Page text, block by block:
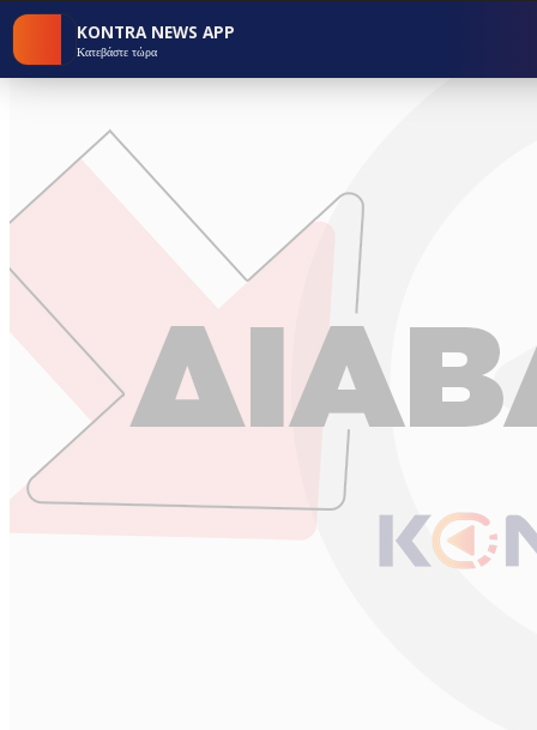
KONTRA NEWS APP
Κατεβάστε τώρα